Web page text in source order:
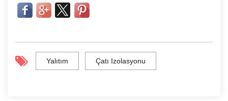
Yalıtım Çatı Izolasyonu